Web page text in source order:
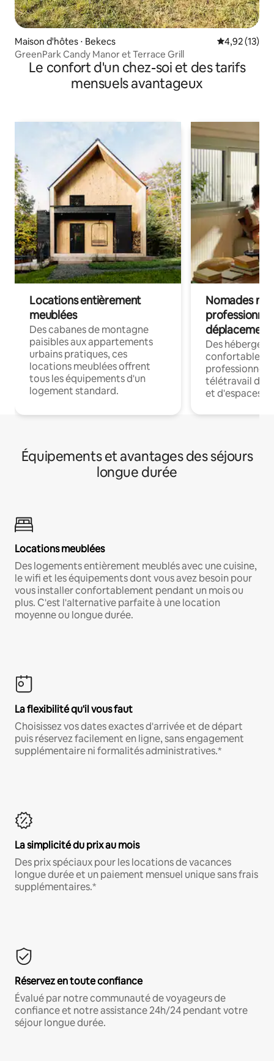
Maison d'hôtes ⋅ Bekecs Évaluation
4,92 (13)
GreenPark Candy Manor et Terrace Grill
Le confort d'un chez-soi et des tarifs
mensuels avantageux
Locations entièrement
meublées
Des cabanes de montagne
paisibles aux appartements
urbains pratiques, ces
locations meublées offrent
tous les équipements d'un
logement standard.
Nomades
déplacement
Des
confortables
professionnels
télétravail
et d'espaces
Équipements et avantages des séjours
longue durée
Locations meublées
Des logements entièrement meublés avec une cuisine,
le wifi et les équipements dont vous avez besoin pour
vous installer confortablement pendant un mois ou
plus. C'est l'alternative parfaite à une location
moyenne ou longue durée.
La flexibilité qu'il vous faut
Choisissez vos dates exactes d'arrivée et de départ
puis réservez facilement en ligne, sans engagement
supplémentaire ni formalités administratives.*
La simplicité du prix au mois
Des prix spéciaux pour les locations de vacances
longue durée et un paiement mensuel unique sans frais
supplémentaires.*
Réservez en toute confiance
Évalué par notre communauté de voyageurs de
confiance et notre assistance 24h/24 pendant votre
séjour longue durée.